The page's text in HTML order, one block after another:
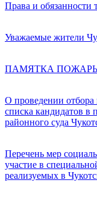
Права и обязанности
Уважаемые жители
ПАМЯТКА ПОЖАРЫ
О проведении отбора
списка кандидатов в
районного суда
Перечень мер
участие в
реализуемых в